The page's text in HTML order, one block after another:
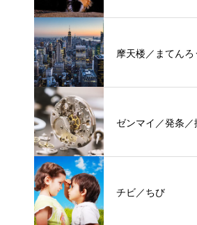
摩天楼／まてんろ
ゼンマイ／発条
チビ／ちび